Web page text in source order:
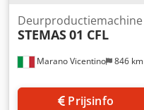
Marano Vicentino 846 km
Deurproductiemachine
STEMAS01 CFL
Prijsinfo